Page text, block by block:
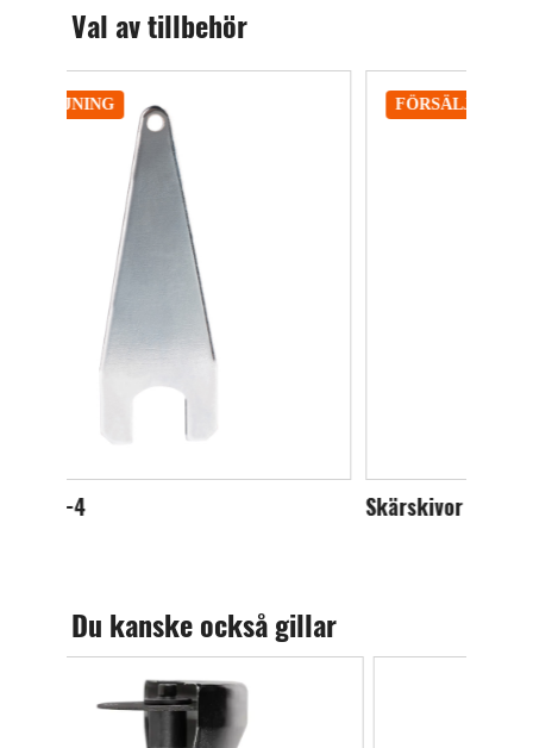
Val av tillbehör
FÖRSÄLJNING
Du kanske också gillar